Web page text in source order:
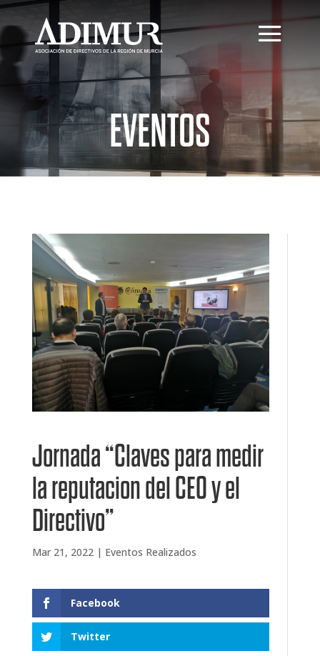
EVENTOS
Jornada “Claves para medir
la reputacion del CEO y el
Directivo”
Mar 21, 2022| Eventos Realizados
Facebook
Twitter